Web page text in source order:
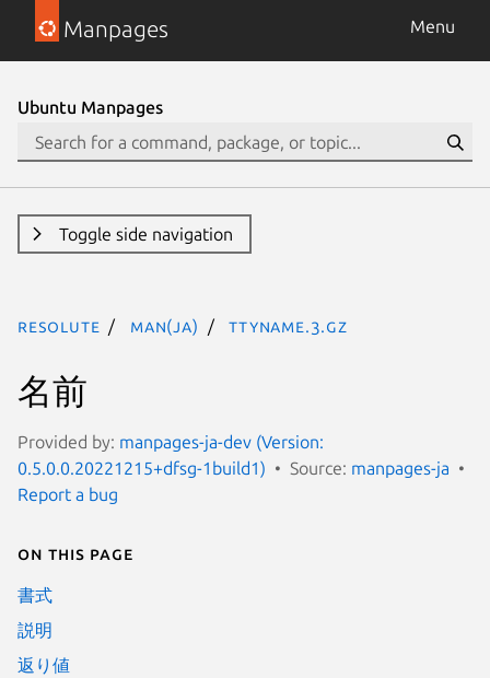
Manpages Menu
Ubuntu Manpages
Toggle side navigation
resolute man(ja) ttyname.3.gz
名前
Provided by: manpages-ja-dev (Version:
0.5.0.0.20221215+dfsg-1build1)
Source: manpages-ja
Report a bug
On this page
書式
説明
返り値